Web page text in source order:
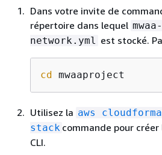
Dans votre invite de
répertoire dans lequel
network.yml est stocké.
cd mwaaproject
Utilisez la aws
stack commande pour
CLI.